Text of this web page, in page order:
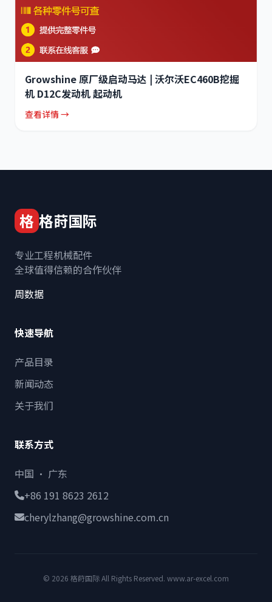
Growshine 原厂级启动马达 | 沃尔沃EC460B挖掘
机 D12C发动机 起动机
查看详情 →
格 格莳国际
专业工程机械配件
全球值得信赖的合作伙伴
周数据
快速导航
产品目录
新闻动态
关于我们
联系方式
中国 · 广东
+86 191 8623 2612
cherylzhang@growshine.com.cn
© 2026 格莳国际 All Rights Reserved. www.ar-excel.com